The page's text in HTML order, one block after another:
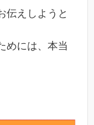
伝えしようと
めには、本当